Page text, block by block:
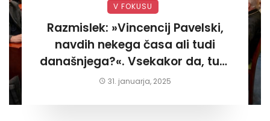
V FOKUSU
Razmislek: »Vincencij Pavelski,
navdih nekega časa ali tudi
današnjega?«. Vsekakor da, tudi
današnjega«
31. januarja, 2025